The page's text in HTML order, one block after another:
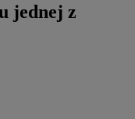
jednej z